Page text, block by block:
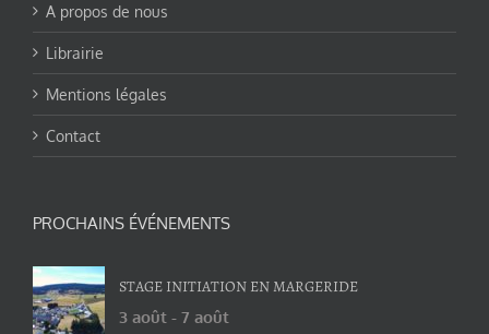
A propos de nous
Librairie
Mentions légales
Contact
PROCHAINS ÉVÉNEMENTS
STAGE INITIATION EN MARGERIDE
3 août - 7 août